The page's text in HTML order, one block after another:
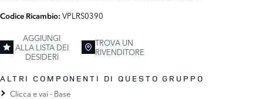
Codice Ricambio: VPLRS0390
AGGIUNGI
ALLA LISTA DEI
DESIDERI
TROVA UN
RIVENDITORE
ALTRI COMPONENTI DI QUESTO GRUPPO
Clicca e vai - Base